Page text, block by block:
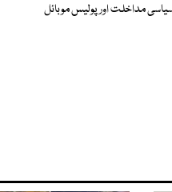
مداخلت اور پولیس موبائل